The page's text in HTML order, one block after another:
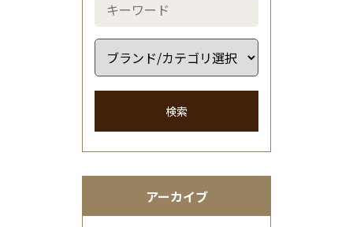
検索
アーカイブ